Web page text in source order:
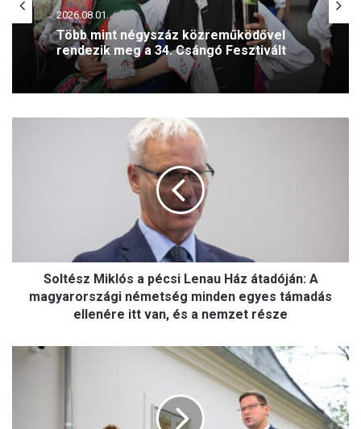
Szabadidő
2026.08.01.
rendezik meg a 34. Csángó Fesztivált
2026.07.29.
A Csöpörke-tó legendájától a ferences
tradíciókig – Havas Boldogasszony-
magyarországi
németség
minden
ellenére
Soltész Miklós a pécsi Lenau Ház átadóján: A
magyarországi németség minden egyes támadás
ellenére itt van, és a nemzet része
Gulyás